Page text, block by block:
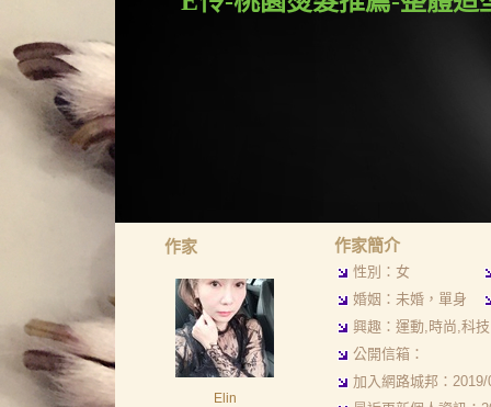
作家
Elin
作家簡介
性別：女
婚姻：未婚，單身
興趣：運動,時尚,科
公開信箱：
加入網路城邦：